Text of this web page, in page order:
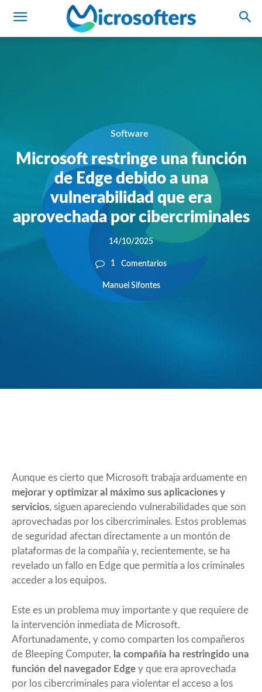
Software
Microsoft restringe una función
de Edge debido a una
vulnerabilidad que era
aprovechada por cibercriminales
14/10/2025
1 Comentarios
Manuel Sifontes
Aunque es cierto que Microsoft trabaja arduamente en
mejorar y optimizar al máximo sus aplicaciones y
servicios, siguen apareciendo vulnerabilidades que son
aprovechadas por los cibercriminales. Estos problemas
de seguridad afectan directamente a un montón de
plataformas de la compañía y, recientemente, se ha
revelado un fallo en Edge que permitía a los criminales
acceder a los equipos.
Este es un problema muy importante y que requiere de
la intervención inmediata de Microsoft.
Afortunadamente, y como comparten los compañeros
de Bleeping Computer, la compañía ha restringido una
función del navegador Edge y que era aprovechada
por los cibercriminales para violentar el acceso a los